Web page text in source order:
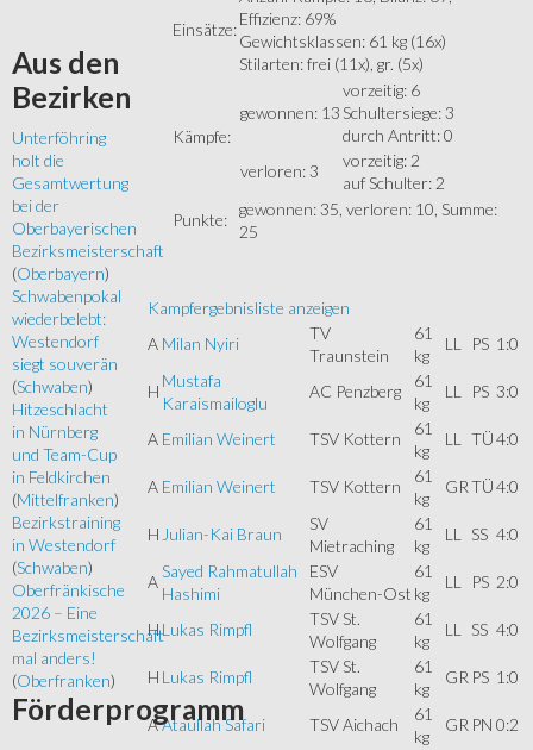
Einsätze:
Effizienz: 69%
Gewichtsklassen: 61 kg (16x)
Stilarten: frei (11x), gr. (5x)
Kämpfe:
gewonnen: 13
vorzeitig: 6
Schultersiege: 3
durch Antritt: 0
verloren: 3
vorzeitig: 2
auf Schulter: 2
Punkte:
gewonnen: 35, verloren: 10, Summe:
25
Kampfergebnisliste anzeigen
A Milan Nyiri
TV
Traunstein
61
kg
LL PS 1:0
H
Mustafa
Karaismailoglu
AC Penzberg
61
kg
LL PS 3:0
A Emilian Weinert TSV Kottern
61
kg
LL TÜ4:0
A Emilian Weinert TSV Kottern
61
kg
GRTÜ4:0
H Julian-Kai Braun
SV
Mietraching
61
kg
LL SS 4:0
A
Sayed Rahmatullah
Hashimi
ESV
München-Ost
61
kg
LL PS 2:0
HLukas Rimpfl
TSV St.
Wolfgang
61
kg
LL SS 4:0
H Lukas Rimpfl
TSV St.
Wolfgang
61
kg
GR PS 1:0
AAtaullah Safari TSV Aichach
61
kg
GR PN 0:2
Aus den
Bezirken
Unterföhring
holt die
Gesamtwertung
bei der
Oberbayerischen
Bezirksmeisterschaft
(Oberbayern)
Schwabenpokal
wiederbelebt:
Westendorf
siegt souverän
(Schwaben)
Hitzeschlacht
in Nürnberg
und Team-Cup
in Feldkirchen
(Mittelfranken)
Bezirkstraining
in Westendorf
(Schwaben)
Oberfränkische
2026 – Eine
Bezirksmeisterschaft
mal anders!
(Oberfranken)
Förderprogramm